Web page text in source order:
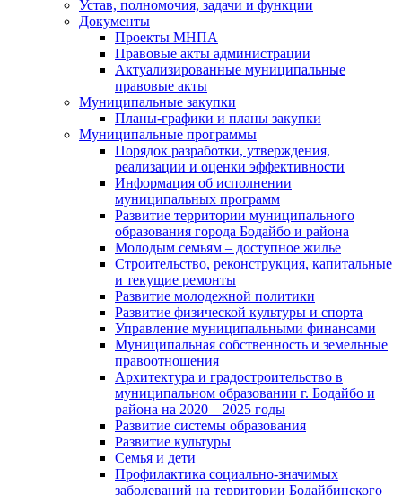
Устав, полномочия, задачи и функции
Документы
Проекты МНПА
Правовые акты администрации
Актуализированные муниципальные
правовые акты
Муниципальные закупки
Планы-графики и планы закупки
Муниципальные программы
Порядок разработки, утверждения,
реализации и оценки эффективности
Информация об исполнении
муниципальных программ
Развитие территории муниципального
образования города Бодайбо и района
Молодым семьям – доступное жилье
Строительство, реконструкция, капитальные
и текущие ремонты
Развитие молодежной политики
Развитие физической культуры и спорта
Управление муниципальными финансами
Муниципальная собственность и земельные
правоотношения
Архитектура и градостроительство в
муниципальном образовании г. Бодайбо и
района на 2020 – 2025 годы
Развитие системы образования
Развитие культуры
Семья и дети
Профилактика социально-значимых
заболеваний на территории Бодайбинского